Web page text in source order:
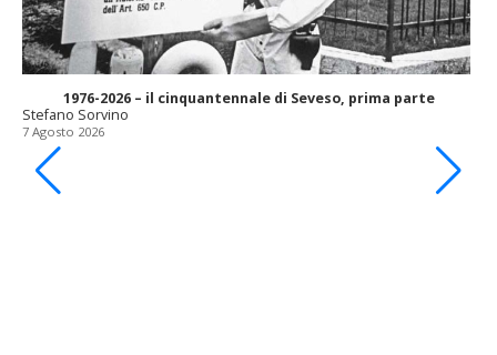
1976-2026 – il cinquantennale di Seveso, prima parte
Stefano Sorvino
7 Agosto 2026